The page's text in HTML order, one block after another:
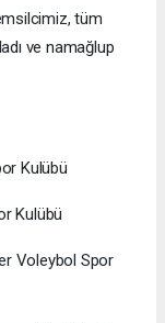
tüm
ve namağlup
Kulübü
Kulübü
Voleybol Spor